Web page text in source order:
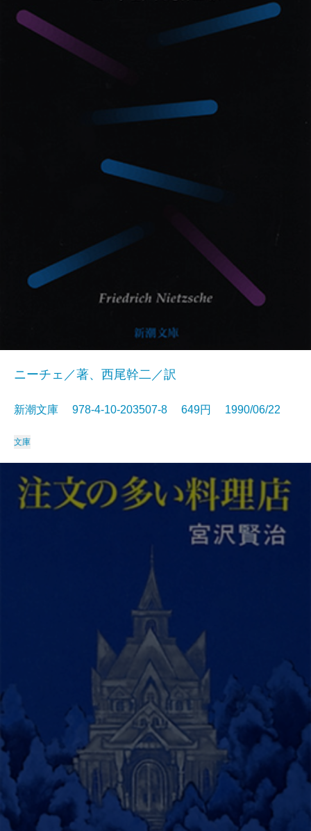
ニーチェ／著、西尾幹二／訳
新潮文庫 978-4-10-203507-8 649円 1990/06/22
文庫